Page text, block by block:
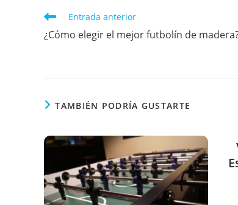
k
Leer
más
artículos
Entrada anterior
¿Cómo elegir el mejor futbolín de
TAMBIÉN PODRÍA GUSTARTE